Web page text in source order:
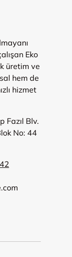
Eko
üretim ve
hem de
hizmet
Fazıl Blv.
No: 44